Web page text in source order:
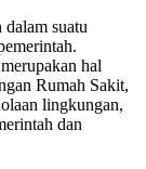
suatu
hal
Rumah Sakit,
lingkungan,
dan